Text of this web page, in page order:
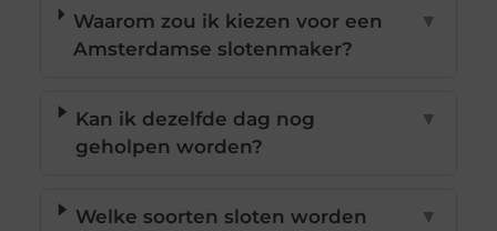
Waarom zou ik kiezen voor een
Amsterdamse slotenmaker?
▼
Kan ik dezelfde dag nog
geholpen worden?
▼
Welke soorten sloten worden ▼